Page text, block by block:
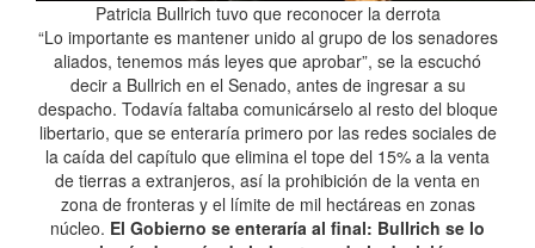
Patricia Bullrich tuvo que reconocer la derrota
“Lo importante es mantener unido al grupo de los senadores
aliados, tenemos más leyes que aprobar”, se la escuchó
decir a Bullrich en el Senado, antes de ingresar a su
despacho. Todavía faltaba comunicárselo al resto del bloque
libertario, que se enteraría primero por las redes sociales de
la caída del capítulo que elimina el tope del 15% a la venta
de tierras a extranjeros, así la prohibición de la venta en
zona de fronteras y el límite de mil hectáreas en zonas
núcleo. El Gobierno se enteraría al final: Bullrich se lo